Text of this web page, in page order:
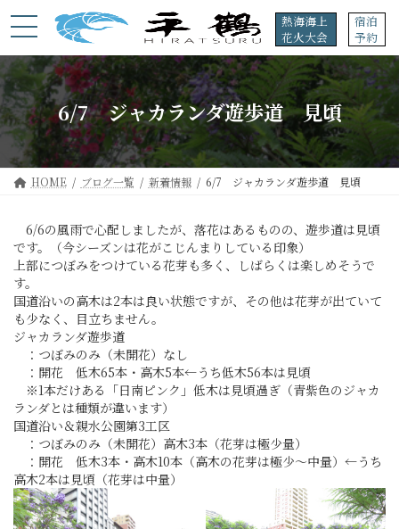
ン
ン
ツ
へ
ス
キ
プ
ビ
ー
シ
ョ
ン
に
動
熱海海上
花火大会
宿泊
予約
6/7 ジャカランダ遊歩道 見頃
HOME ブログ一覧 新着情報 6/7 ジャカランダ遊歩道 見頃
6/6の風雨で心配しましたが、落花はあるものの、遊歩道は見頃
です。（今シーズンは花がこじんまりしている印象）
上部につぼみをつけている花芽も多く、しばらくは楽しめそうで
す。
国道沿いの高木は2本は良い状態ですが、その他は花芽が出ていて
も少なく、目立ちません。
ジャカランダ遊歩道
：つぼみのみ（未開花）なし
：開花 低木65本・高木5本←うち低木56本は見頃
※1本だけある「日南ピンク」低木は見頃過ぎ（青紫色のジャカ
ランダとは種類が違います）
国道沿い＆親水公園第3工区
：つぼみのみ（未開花）高木3本（花芽は極少量）
：開花 低木3本・高木10本（高木の花芽は極少～中量）←うち
高木2本は見頃（花芽は中量）